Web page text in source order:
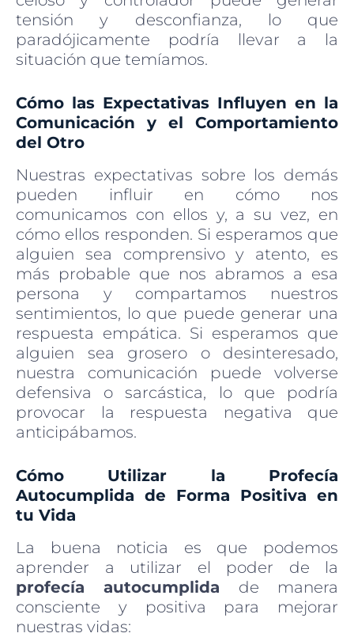
tensión y desconfianza, lo que
paradójicamente podría llevar a la
situación que temíamos.
Cómo las Expectativas Influyen en la
Comunicación y el Comportamiento
del Otro
Nuestras expectativas sobre los demás
pueden influir en cómo nos
comunicamos con ellos y, a su vez, en
cómo ellos responden. Si esperamos que
alguien sea comprensivo y atento, es
más probable que nos abramos a esa
persona y compartamos nuestros
sentimientos, lo que puede generar una
respuesta empática. Si esperamos que
alguien sea grosero o desinteresado,
nuestra comunicación puede volverse
defensiva o sarcástica, lo que podría
provocar la respuesta negativa que
anticipábamos.
Cómo Utilizar la Profecía
Autocumplida de Forma Positiva en
tu Vida
La buena noticia es que podemos
aprender a utilizar el poder de la
profecía autocumplida de manera
consciente y positiva para mejorar
nuestras vidas: